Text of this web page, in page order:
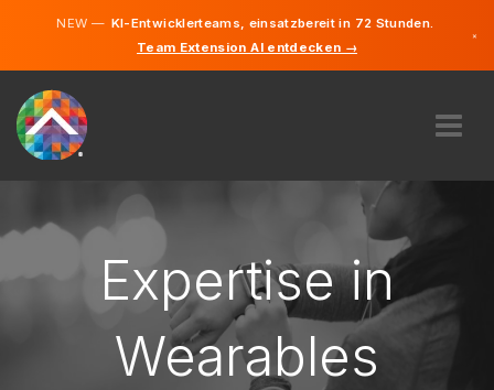
NEW —KI-Entwicklerteams, einsatzbereit in 72 Stunden.
Team Extension AI entdecken →
×
EXPERTISE
TSCHECHIEN
Englisch
Expertise in
Wearables